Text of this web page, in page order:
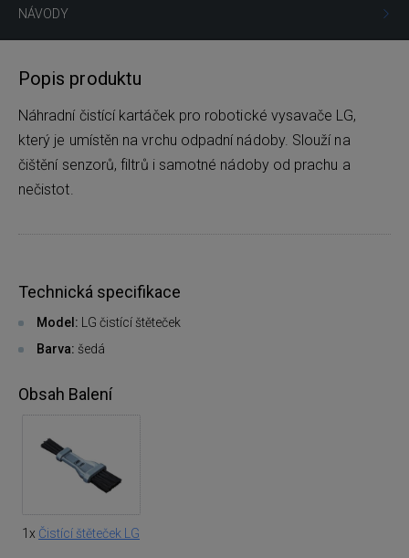
NÁVODY
Popis produktu
Náhradní čistící kartáček pro robotické vysavače LG,
který je umístěn na vrchu odpadní nádoby. Slouží na
čištění senzorů, filtrů i samotné nádoby od prachu a
nečistot.
Technická specifikace
Model: LG čistící štěteček
Barva: šedá
Obsah Balení
1x Čistící štěteček LG